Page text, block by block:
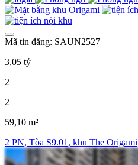
Mã tin đăng: SAUN2527
3,05 tỷ
2
2
59,10 m²
2 PN, Tòa S9.01, khu The Origami